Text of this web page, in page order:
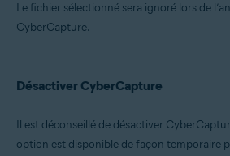
Le fichier sélectionné sera ignoré lors de
CyberCapture.
Désactiver CyberCapture
Il est déconseillé de désactiver
option est disponible de façon temporaire